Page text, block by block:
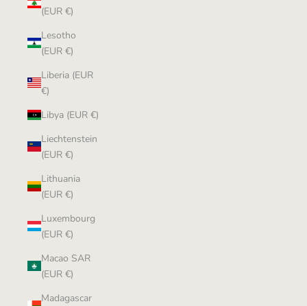
(EUR €)
Lesotho
(EUR €)
Liberia (EUR
€)
Libya (EUR €)
Liechtenstein
(EUR €)
Lithuania
(EUR €)
Luxembourg
(EUR €)
Macao SAR
(EUR €)
Madagascar